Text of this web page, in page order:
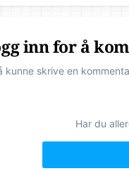
inn for å
skrive en
Har du